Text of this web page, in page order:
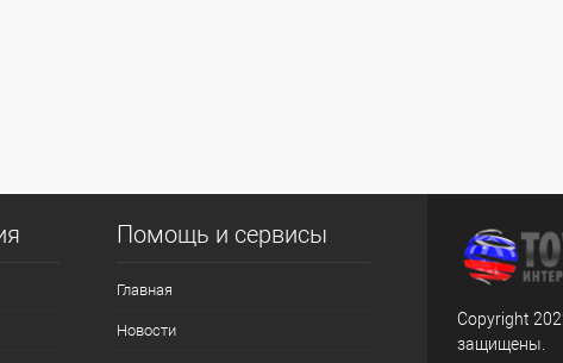
Помощь и сервисы
Главная
Новости
Copyright
защищены.